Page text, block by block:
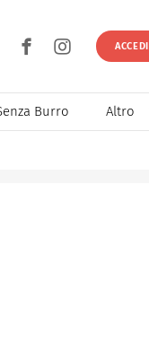
ACCEDI
Burro Altro